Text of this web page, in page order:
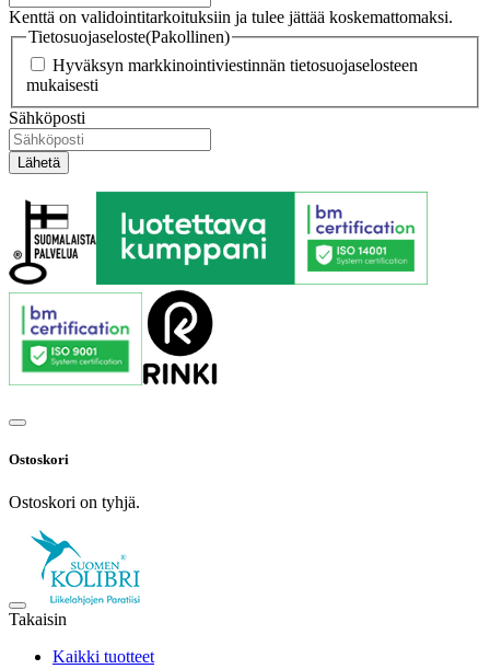
Kenttä on validointitarkoituksiin ja tulee jättää koskemattomaksi.
Tietosuojaseloste(Pakollinen)
Hyväksyn markkinointiviestinnän tietosuojaselosteen
mukaisesti
Sähköposti
Ostoskori
Ostoskori on tyhjä.
Takaisin
Kaikki tuotteet